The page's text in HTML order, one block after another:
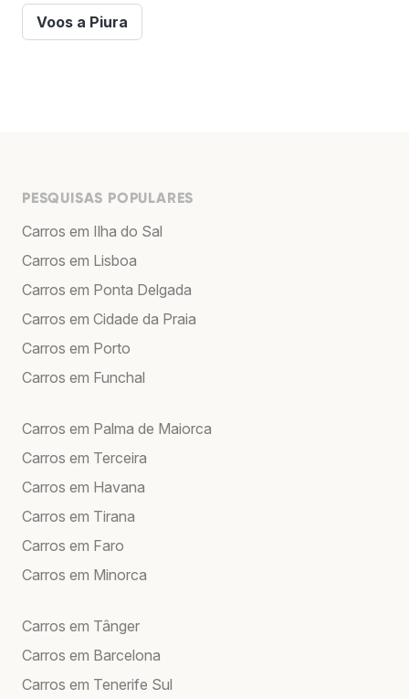
Voos a Piura
PESQUISAS POPULARES
Carros em Ilha do Sal
Carros em Lisboa
Carros em Ponta Delgada
Carros em Cidade da Praia
Carros em Porto
Carros em Funchal
Carros em Palma de Maiorca
Carros em Terceira
Carros em Havana
Carros em Tirana
Carros em Faro
Carros em Minorca
Carros em Tânger
Carros em Barcelona
Carros em Tenerife Sul